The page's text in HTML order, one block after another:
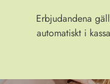
Erbjudandena
automatiskt i